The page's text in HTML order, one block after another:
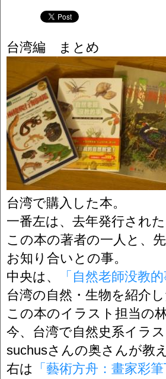
台湾編 まとめ
台湾で購入した本。
一番左は、去年発行された
この本の著者の一人と、
お知り合いとの事。
中央は、
「自然老師没教的
台湾の自然・生物を紹介し
この本のイラスト担当の林
今、台湾で自然史系イラ
suchusさんの奥さんが教
右は
「藝術方舟：畫家彩